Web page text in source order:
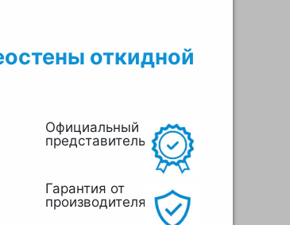
откидной
Официальный
представитель
Гарантия от
производителя